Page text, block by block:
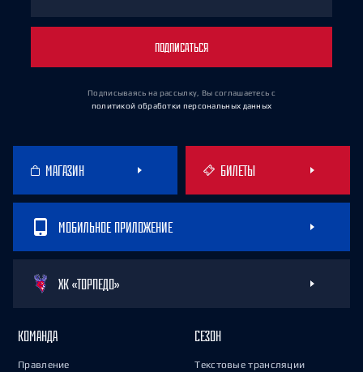
ПОДПИСАТЬСЯ
Подписываясь на рассылку, Вы соглашаетесь с
политикой обработки персональных данных
МАГАЗИН БИЛЕТЫ
МОБИЛЬНОЕ ПРИЛОЖЕНИЕ
ХК «ТОРПЕДО»
КОМАНДА
Правление
СЕЗОН
Текстовые трансляции